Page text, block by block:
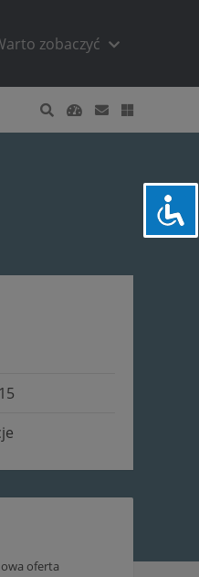
zobaczyć
oferta